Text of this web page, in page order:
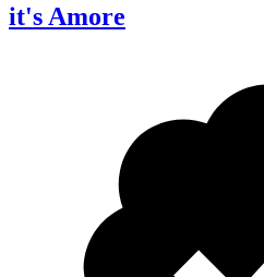
it's Amore